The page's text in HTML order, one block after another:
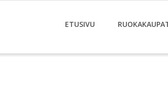
ETUSIVU